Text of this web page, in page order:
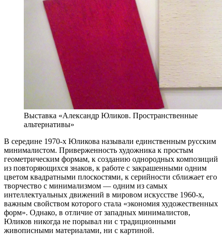
Выставка «Александр Юликов. Пространственные
альтернативы»
В середине 1970-х Юликова называли единственным русским
минималистом. Приверженность художника к простым
геометрическим формам, к созданию однородных композиций
из повторяющихся знаков, к работе с закрашенными одним
цветом квадратными плоскостями, к серийности сближает его
творчество с минимализмом — одним из самых
интеллектуальных движений в мировом искусстве 1960-х,
важным свойством которого стала «экономия художественных
форм». Однако, в отличие от западных минималистов,
Юликов никогда не порывал ни с традиционными
живописными материалами, ни с картиной.